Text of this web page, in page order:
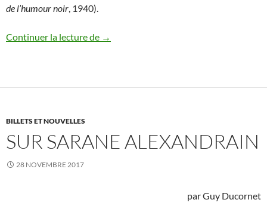
de l’humour noir, 1940).
Continuer la lecture de Stella
→
BILLETS ET NOUVELLES
SUR SARANE ALEXANDRAIN
28 NOVEMBRE 2017
par Guy Ducornet